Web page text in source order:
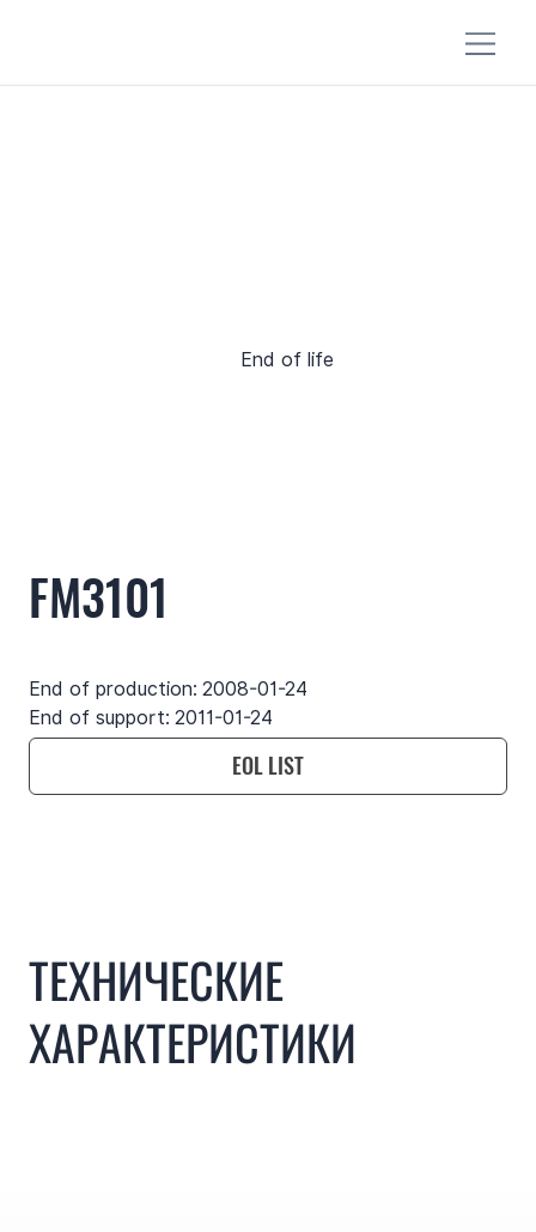
End of life
FM3101
End of production: 2008-01-24
End of support: 2011-01-24
EOL LIST
ТЕХНИЧЕСКИЕ
ХАРАКТЕРИСТИКИ